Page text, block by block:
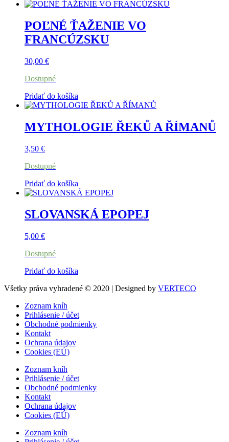
POĽNÉ ŤAŽENIE VO
FRANCÚZSKU
30,00 €
Dostupné
Pridať do košíka
MYTHOLOGIE ŘEKŮ A ŘÍMANŮ
3,50 €
Dostupné
Pridať do košíka
SLOVANSKÁ EPOPEJ
5,00 €
Dostupné
Pridať do košíka
Všetky práva vyhradené © 2020 | Designed by VERTECO
Zoznam kníh
Prihlásenie / účet
Obchodné podmienky
Kontakt
Ochrana údajov
Cookies (EÚ)
Zoznam kníh
Prihlásenie / účet
Obchodné podmienky
Kontakt
Ochrana údajov
Cookies (EÚ)
Zoznam kníh